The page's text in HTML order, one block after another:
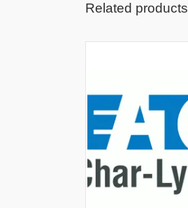
Related products